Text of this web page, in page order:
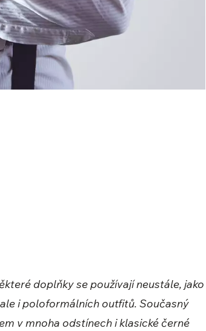
doplňky se používají neustále, jako
i poloformálních outfitů. Současný
v mnoha odstínech i klasické černé